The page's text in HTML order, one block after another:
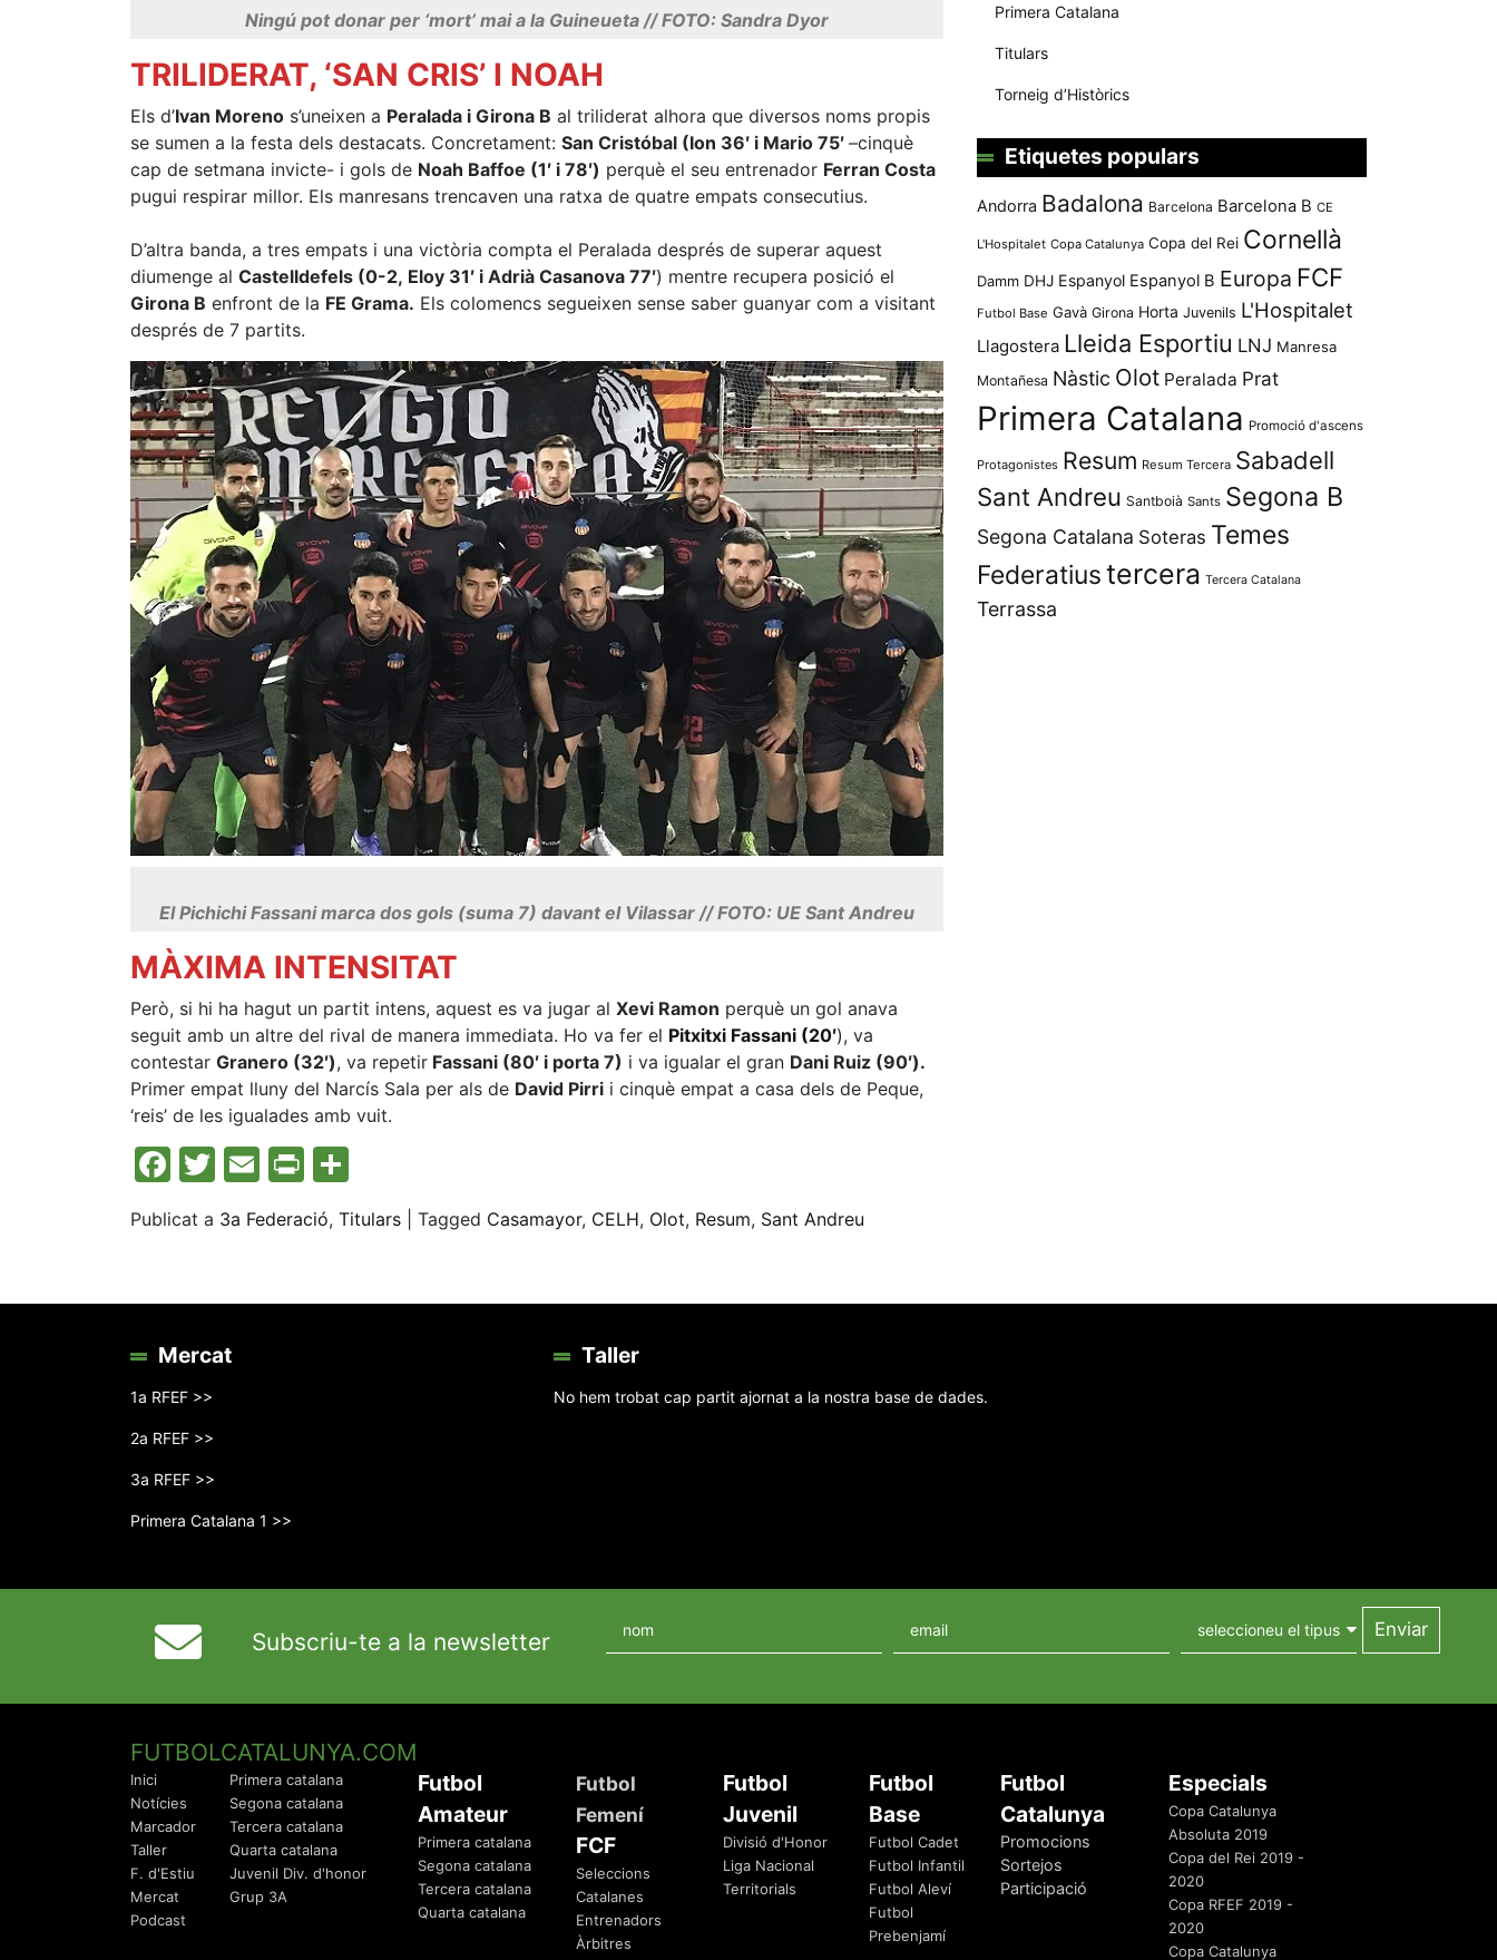
Ningú pot donar per ‘mort’ mai a la Guineueta // FOTO: Sandra Dyor
TRILIDERAT, ‘SAN CRIS’ I NOAH
Els d’Ivan Moreno s’uneixen a Peralada i Girona B al triliderat alhora que diversos noms propis
se sumen a la festa dels destacats. Concretament: San Cristóbal (Ion 36′ i Mario 75′ –cinquè
cap de setmana invicte- i gols de Noah Baffoe (1′ i 78′) perquè el seu entrenador Ferran Costa
pugui respirar millor. Els manresans trencaven una ratxa de quatre empats consecutius.
D’altra banda, a tres empats i una victòria compta el Peralada després de superar aquest
diumenge al Castelldefels (0-2, Eloy 31′ i Adrià Casanova 77′) mentre recupera posició el
Girona B enfront de la FE Grama. Els colomencs segueixen sense saber guanyar com a visitant
després de 7 partits.
El Pichichi Fassani marca dos gols (suma 7) davant el Vilassar // FOTO: UE Sant Andreu
MÀXIMA INTENSITAT
Però, si hi ha hagut un partit intens, aquest es va jugar al Xevi Ramon perquè un gol anava
seguit amb un altre del rival de manera immediata. Ho va fer el Pitxitxi Fassani (20′), va
contestar Granero (32′), va repetir Fassani (80′ i porta 7) i va igualar el gran Dani Ruiz (90′).
Primer empat lluny del Narcís Sala per als de David Pirri i cinquè empat a casa dels de Peque,
‘reis’ de les igualades amb vuit.
Facebook
Twitter
Email
Print
Publicat a 3a Federació, Titulars Tagged Casamayor, CELH, Olot, Resum, Sant Andreu
Primera Catalana
Titulars
Torneig d’Històrics
Etiquetes populars
Andorra Badalona Barcelona Barcelona B CE
L'Hospitalet Copa Catalunya Copa del Rei Cornellà
Damm DHJ Espanyol Espanyol B Europa FCF
Futbol Base Gavà Girona Horta Juvenils L'Hospitalet
Llagostera Lleida Esportiu LNJ Manresa
Montañesa Nàstic Olot Peralada Prat
Primera Catalana Promoció d'ascens
Protagonistes Resum Resum Tercera Sabadell
Sant Andreu Santboià Sants Segona B
Segona Catalana Soteras Temes
Federatiustercera Tercera Catalana
Terrassa
Mercat
1a RFEF >>
2a RFEF >>
3a RFEF >>
Primera Catalana 1 >>
Taller
No hem trobat cap partit ajornat a la nostra base de dades.
Subscriu-te a la newsletter
FUTBOLCATALUNYA.COM
Inici
Notícies
Marcador
Taller
F. d'Estiu
Mercat
Podcast
Primera catalana
Segona catalana
Tercera catalana
Quarta catalana
Juvenil Div. d'honor
Grup 3A
Futbol
Amateur
Primera catalana
Segona catalana
Tercera catalana
Quarta catalana
Futbol
Femení
FCF
Seleccions
Catalanes
Entrenadors
Àrbitres
Futbol
Juvenil
Divisió d'Honor
Liga Nacional
Territorials
Futbol
Base
Futbol Cadet
Futbol Infantil
Futbol Aleví
Futbol
Prebenjamí
Futbol
Catalunya
Promocions
Sortejos
Participació
Especials
Copa Catalunya
Absoluta 2019
Copa del Rei 2019 -
2020
Copa RFEF 2019 -
2020
Copa Catalunya
nostre lloc
web
anuncis,
ofertes i
contingut
personalitzat.